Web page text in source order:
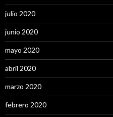
julio 2020
junio 2020
mayo 2020
abril 2020
marzo 2020
febrero 2020